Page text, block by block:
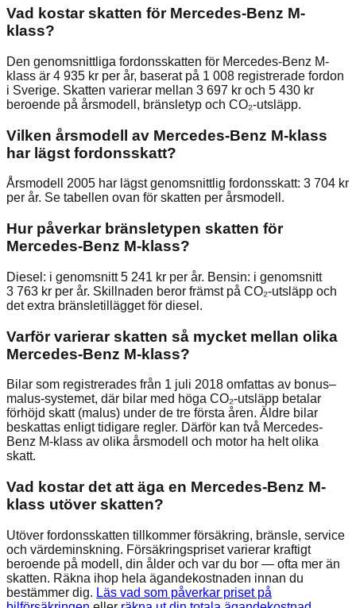
Vad kostar skatten för Mercedes-Benz M-
klass?
Den genomsnittliga fordonsskatten för Mercedes-Benz M-
klass är 4 935 kr per år, baserat på 1 008 registrerade fordon
i Sverige. Skatten varierar mellan 3 697 kr och 5 430 kr
beroende på årsmodell, bränsletyp och CO₂-utsläpp.
Vilken årsmodell av Mercedes-Benz M-klass
har lägst fordonsskatt?
Årsmodell 2005 har lägst genomsnittlig fordonsskatt: 3 704 kr
per år. Se tabellen ovan för skatten per årsmodell.
Hur påverkar bränsletypen skatten för
Mercedes-Benz M-klass?
Diesel: i genomsnitt 5 241 kr per år. Bensin: i genomsnitt
3 763 kr per år. Skillnaden beror främst på CO₂-utsläpp och
det extra bränsletillägget för diesel.
Varför varierar skatten så mycket mellan olika
Mercedes-Benz M-klass?
Bilar som registrerades från 1 juli 2018 omfattas av bonus–
malus-systemet, där bilar med höga CO₂-utsläpp betalar
förhöjd skatt (malus) under de tre första åren. Äldre bilar
beskattas enligt tidigare regler. Därför kan två Mercedes-
Benz M-klass av olika årsmodell och motor ha helt olika
skatt.
Vad kostar det att äga en Mercedes-Benz M-
klass utöver skatten?
Utöver fordonsskatten tillkommer försäkring, bränsle, service
och värdeminskning. Försäkringspriset varierar kraftigt
beroende på modell, din ålder och var du bor — ofta mer än
skatten. Räkna ihop hela ägandekostnaden innan du
bestämmer dig. Läs vad som påverkar priset på